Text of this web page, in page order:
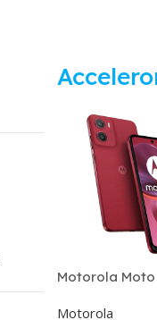
Motorola Moto
Motorola